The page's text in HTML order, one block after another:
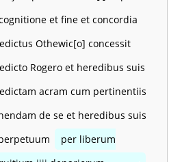
et fine et concordia
Othewic[o] concessit
Rogero et heredibus suis
acram cum pertinentiis
de se et heredibus suis
per liberum